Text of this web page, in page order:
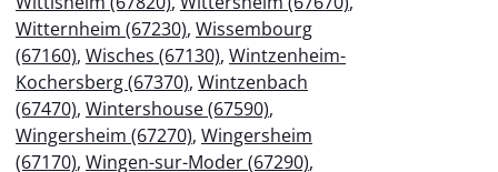
Witternheim (67230), Wissembourg
(67160), Wisches (67130), Wintzenheim-
Kochersberg (67370), Wintzenbach
(67470), Wintershouse (67590),
Wingersheim (67270), Wingersheim
(67170), Wingen-sur-Moder (67290),